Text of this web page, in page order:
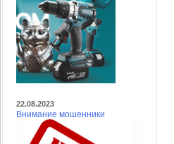
22.08.2023
Внимание мошенники